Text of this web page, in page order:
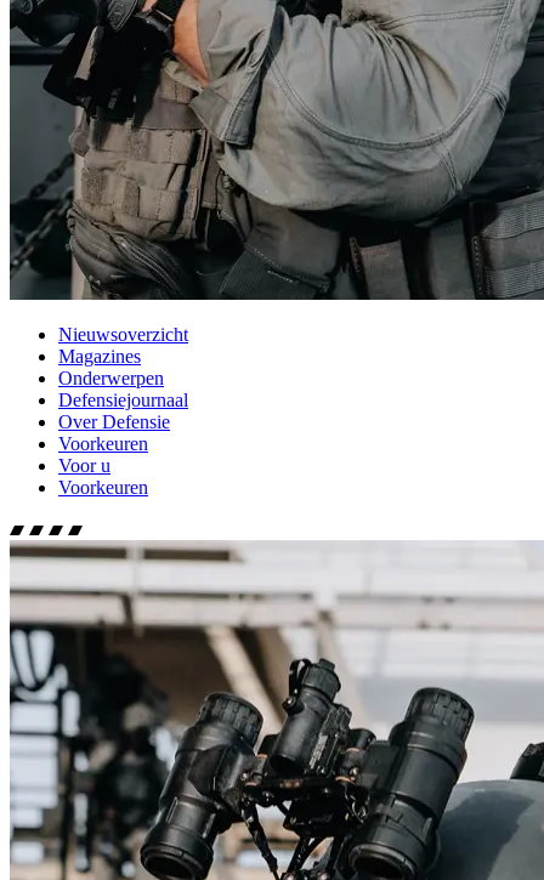
Nieuwsoverzicht
Magazines
Onderwerpen
Defensiejournaal
Over Defensie
Voorkeuren
Voor u
Voorkeuren